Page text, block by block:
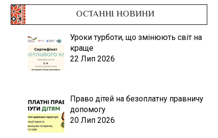
ОСТАННІ НОВИНИ
Уроки турботи, що змінюють світ на
краще
22 Лип 2026
Право дітей на безоплатну правничу
допомогу
20 Лип 2026